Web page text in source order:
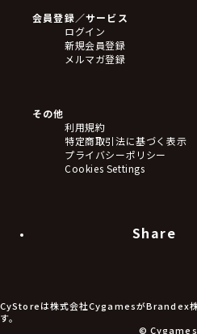
フィギュア
アクリルスタンド
バッジ
キーホルダー・ストラップ
ステッカー・シール・カー
タペストリー・ポスター
アームサポーター
ブレードホルダー
食品・飲料品
アパレル小物
アクセサリー
会員登録／サービス
ログイン
新規会員登録
メルマガ登録
その他
利用規約
特定商取引法に基づく表示
プライバシーポリシー
Cookies Settings
Share
CyStoreは株式会社CygamesがBrandex株
す。
©